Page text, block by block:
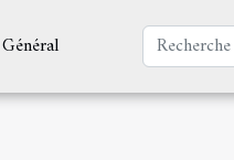
Général